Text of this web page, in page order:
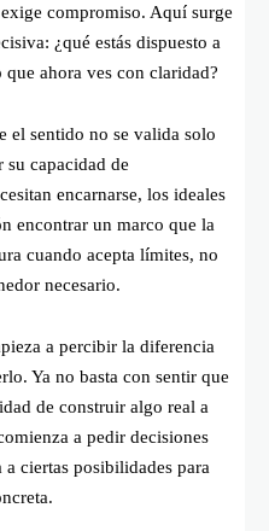
compromiso. Aquí surge
¿qué estás dispuesto a
ahora ves con claridad?
el sentido no se valida solo
su capacidad de
encarnarse, los ideales
encontrar un marco que la
cuando acepta límites, no
necesario.
a percibir la diferencia
Ya no basta con sentir que
de construir algo real a
a pedir decisiones
ciertas posibilidades para